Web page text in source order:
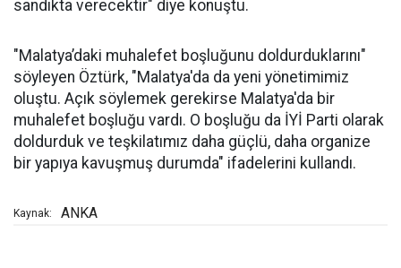
sandıkta verecektir" diye konuştu.
"Malatya’daki muhalefet boşluğunu doldurduklarını"
söyleyen Öztürk, "Malatya'da da yeni yönetimimiz
oluştu. Açık söylemek gerekirse Malatya'da bir
muhalefet boşluğu vardı. O boşluğu da İYİ Parti olarak
doldurduk ve teşkilatımız daha güçlü, daha organize
bir yapıya kavuşmuş durumda" ifadelerini kullandı.
Kaynak: ANKA